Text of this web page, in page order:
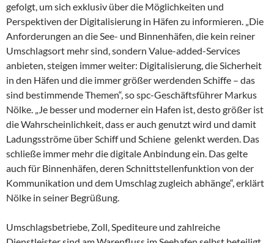
gefolgt, um sich exklusiv über die Möglichkeiten und
Perspektiven der Digitalisierung in Häfen zu informieren. „Die
Anforderungen an die See- und Binnenhäfen, die kein reiner
Umschlagsort mehr sind, sondern Value-added-Services
anbieten, steigen immer weiter: Digitalisierung, die Sicherheit
in den Häfen und die immer größer werdenden Schiffe – das
sind bestimmende Themen“, so spc-Geschäftsführer Markus
Nölke. „Je besser und moderner ein Hafen ist, desto größer ist
die Wahrscheinlichkeit, dass er auch genutzt wird und damit
Ladungsströme über Schiff und Schiene gelenkt werden. Das
schließe immer mehr die digitale Anbindung ein. Das gelte
auch für Binnenhäfen, deren Schnittstellenfunktion von der
Kommunikation und dem Umschlag zugleich abhänge“, erklärt
Nölke in seiner Begrüßung.
Umschlagsbetriebe, Zoll, Spediteure und zahlreiche